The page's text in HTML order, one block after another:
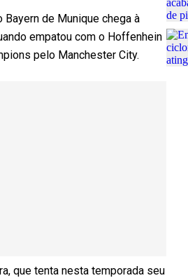
de Munique chega à
empatou com o Hoffenhein
pelo Manchester City.
que tenta nesta temporada seu